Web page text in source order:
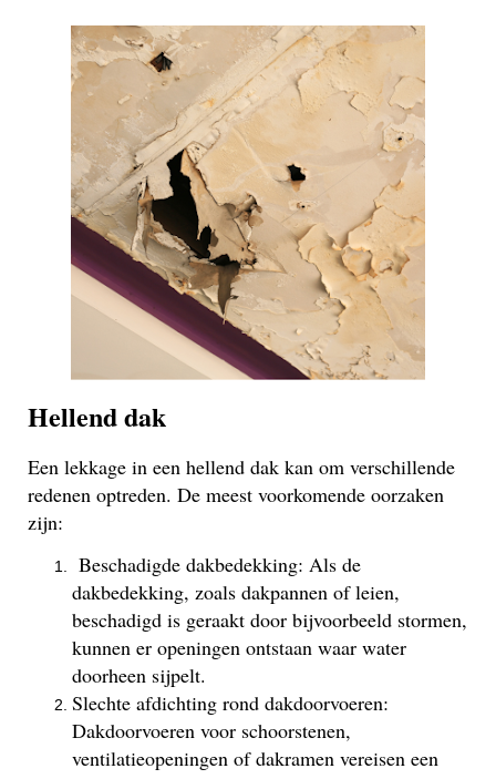
Hellend dak
Een lekkage in een hellend dak kan om verschillende
redenen optreden. De meest voorkomende oorzaken
zijn:
Beschadigde dakbedekking: Als de
dakbedekking, zoals dakpannen of leien,
beschadigd is geraakt door bijvoorbeeld stormen,
kunnen er openingen ontstaan waar water
doorheen sijpelt.
Slechte afdichting rond dakdoorvoeren:
Dakdoorvoeren voor schoorstenen,
ventilatieopeningen of dakramen vereisen een